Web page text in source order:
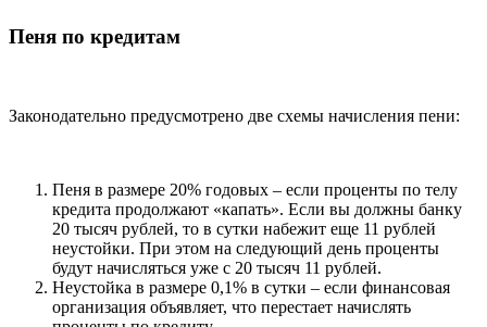
Пеня по кредитам
Законодательно предусмотрено две схемы начисления пени:
Пеня в размере 20% годовых – если проценты по телу
кредита продолжают «капать». Если вы должны банку
20 тысяч рублей, то в сутки набежит еще 11 рублей
неустойки. При этом на следующий день проценты
будут начисляться уже с 20 тысяч 11 рублей.
Неустойка в размере 0,1% в сутки – если финансовая
организация объявляет, что перестает начислять